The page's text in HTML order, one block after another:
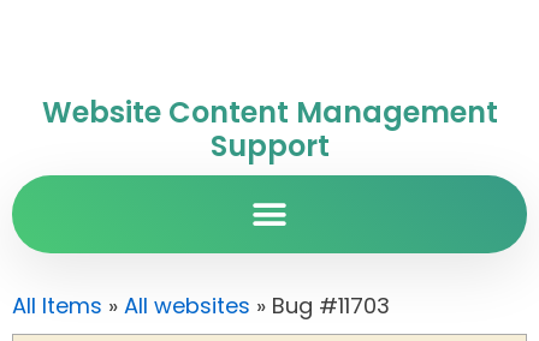
Website Content Management
Support
All Items » All websites » Bug #11703